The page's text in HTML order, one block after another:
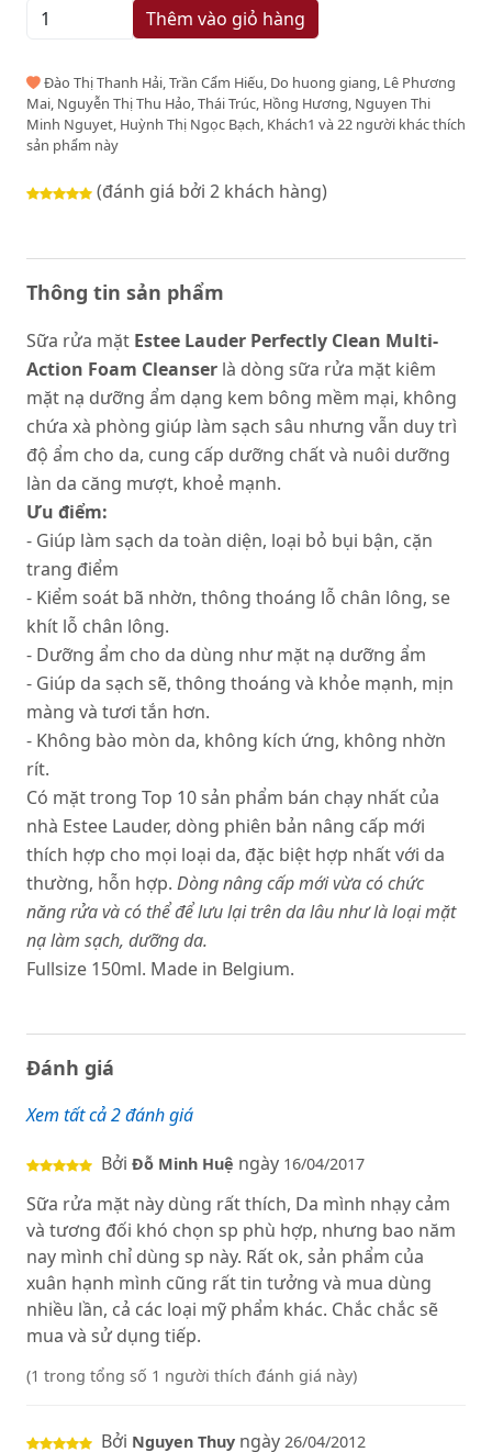
Thêm vào giỏ hàng
Đào Thị Thanh Hải, Trần Cẩm Hiếu, Do huong giang, Lê Phương
Mai, Nguyễn Thị Thu Hảo, Thái Trúc, Hồng Hương, Nguyen Thi
Minh Nguyet, Huỳnh Thị Ngọc Bạch, Khách1 và 22 người khác thích
sản phẩm này
(đánh giá bởi 2 khách hàng)
Thông tin sản phẩm
Sữa rửa mặt Estee Lauder Perfectly Clean Multi-
Action Foam Cleanser là dòng sữa rửa mặt kiêm
mặt nạ dưỡng ẩm dạng kem bông mềm mại, không
chứa xà phòng giúp làm sạch sâu nhưng vẫn duy trì
độ ẩm cho da, cung cấp dưỡng chất và nuôi dưỡng
làn da căng mượt, khoẻ mạnh.
Ưu điểm:
- Giúp làm sạch da toàn diện, loại bỏ bụi bận, cặn
trang điểm
- Kiểm soát bã nhờn, thông thoáng lỗ chân lông, se
khít lỗ chân lông.
- Dưỡng ẩm cho da dùng như mặt nạ dưỡng ẩm
- Giúp da sạch sẽ, thông thoáng và khỏe mạnh, mịn
màng và tươi tắn hơn.
- Không bào mòn da, không kích ứng, không nhờn
rít.
Có mặt trong Top 10 sản phẩm bán chạy nhất của
nhà Estee Lauder, dòng phiên bản nâng cấp mới
thích hợp cho mọi loại da, đặc biệt hợp nhất với da
thường, hỗn hợp. Dòng nâng cấp mới vừa có chức
năng rửa và có thể để lưu lại trên da lâu như là loại mặt
nạ làm sạch, dưỡng da.
Fullsize 150ml. Made in Belgium.
Đánh giá
Xem tất cả 2 đánh giá
Bởi Đỗ Minh Huệ ngày 16/04/2017
Sữa rửa mặt này dùng rất thích, Da mình nhạy cảm
và tương đối khó chọn sp phù hợp, nhưng bao năm
nay mình chỉ dùng sp này. Rất ok, sản phẩm của
xuân hạnh mình cũng rất tin tưởng và mua dùng
nhiều lần, cả các loại mỹ phẩm khác. Chắc chắc sẽ
mua và sử dụng tiếp.
(1 trong tổng số 1 người thích đánh giá này)
Bởi Nguyen Thuy ngày 26/04/2012